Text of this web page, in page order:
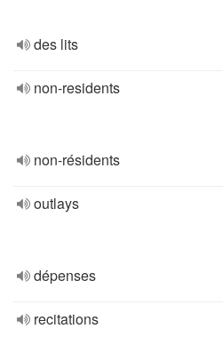
des lits
non-residents
non-résidents
outlays
dépenses
recitations